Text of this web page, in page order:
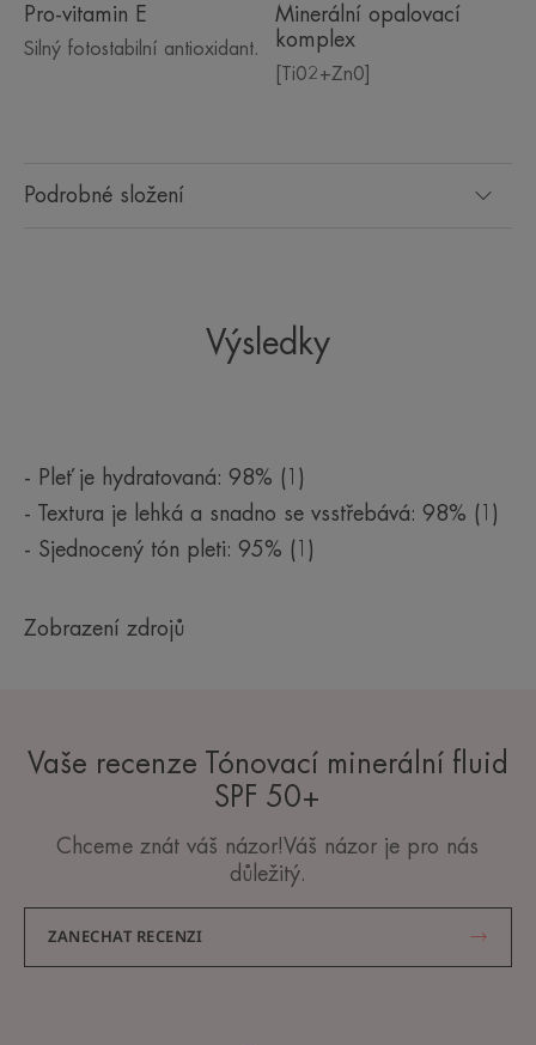
Podrobné složení
Pro-vitamin E
Silný fotostabilní antioxidant.
Minerální opalovací
komplex
[Ti02+Zn0]
Výsledky
- Pleť je hydratovaná: 98% (1)
- Textura je lehká a snadno se vsstřebává: 98% (1)
- Sjednocený tón pleti: 95% (1)
Zobrazení zdrojů
Vaše recenze Tónovací minerální fluid
SPF 50+
Chceme znát váš názor!Váš názor je pro nás
důležitý.
ZANECHAT RECENZI